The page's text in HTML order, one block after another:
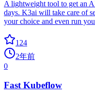
A lightweight tool to get an
days. K3ai will take care of
your choice and even run
124
2年前
0
Fast Kubeflow